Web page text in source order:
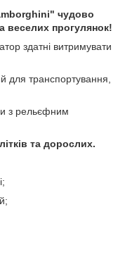
чудово
веселих прогулянок!
здатні витримувати
для транспортування,
з рельєфним
та дорослих.